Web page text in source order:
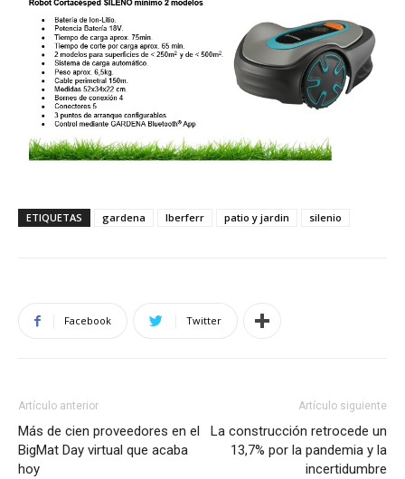
ETIQUETAS gardena Iberferr patio y jardin silenio
Facebook Twitter
Artículo anterior
Más de cien proveedores en el
BigMat Day virtual que acaba
hoy
Artículo siguiente
La construcción retrocede un
13,7% por la pandemia y la
incertidumbre